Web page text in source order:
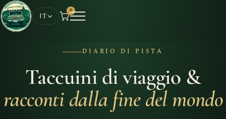
IT
0
DIARIO DI PISTA
Taccuini di viaggio &
racconti dalla fine del mondo